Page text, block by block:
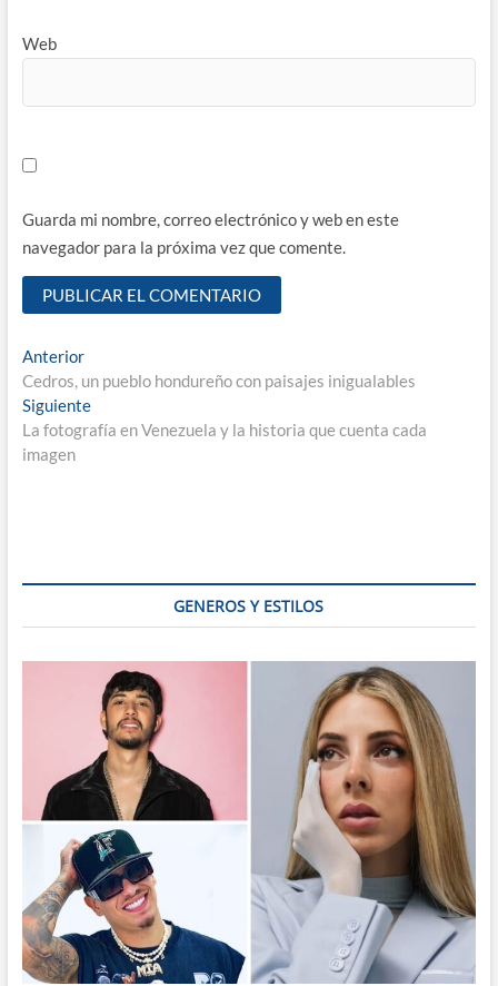
Web
Guarda mi nombre, correo electrónico y web en este
navegador para la próxima vez que comente.
Navegación
de
entradas
AnteriorEntrada
anterior:
Cedros, un pueblo hondureño con paisajes inigualables
SiguienteEntrada
siguiente:
La fotografía en Venezuela y la historia que cuenta cada
imagen
GENEROS Y ESTILOS